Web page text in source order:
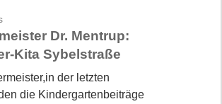
Dr. Mentrup:
Kita Sybelstraße
der letzten
die Kindergartenbeiträge